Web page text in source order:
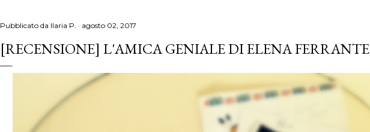
Pubblicato da Ilaria P. agosto 02, 2017
[RECENSIONE] L'AMICA GENIALE DI ELENA FERRANTE